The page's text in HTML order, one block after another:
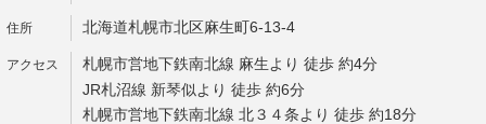
北海道札幌市北区麻生町6-13-4
札幌市営地下鉄南北線 麻生より 徒歩 約4分
JR札沼線 新琴似より 徒歩 約6分
札幌市営地下鉄南北線 北３４条より 徒歩 約18分